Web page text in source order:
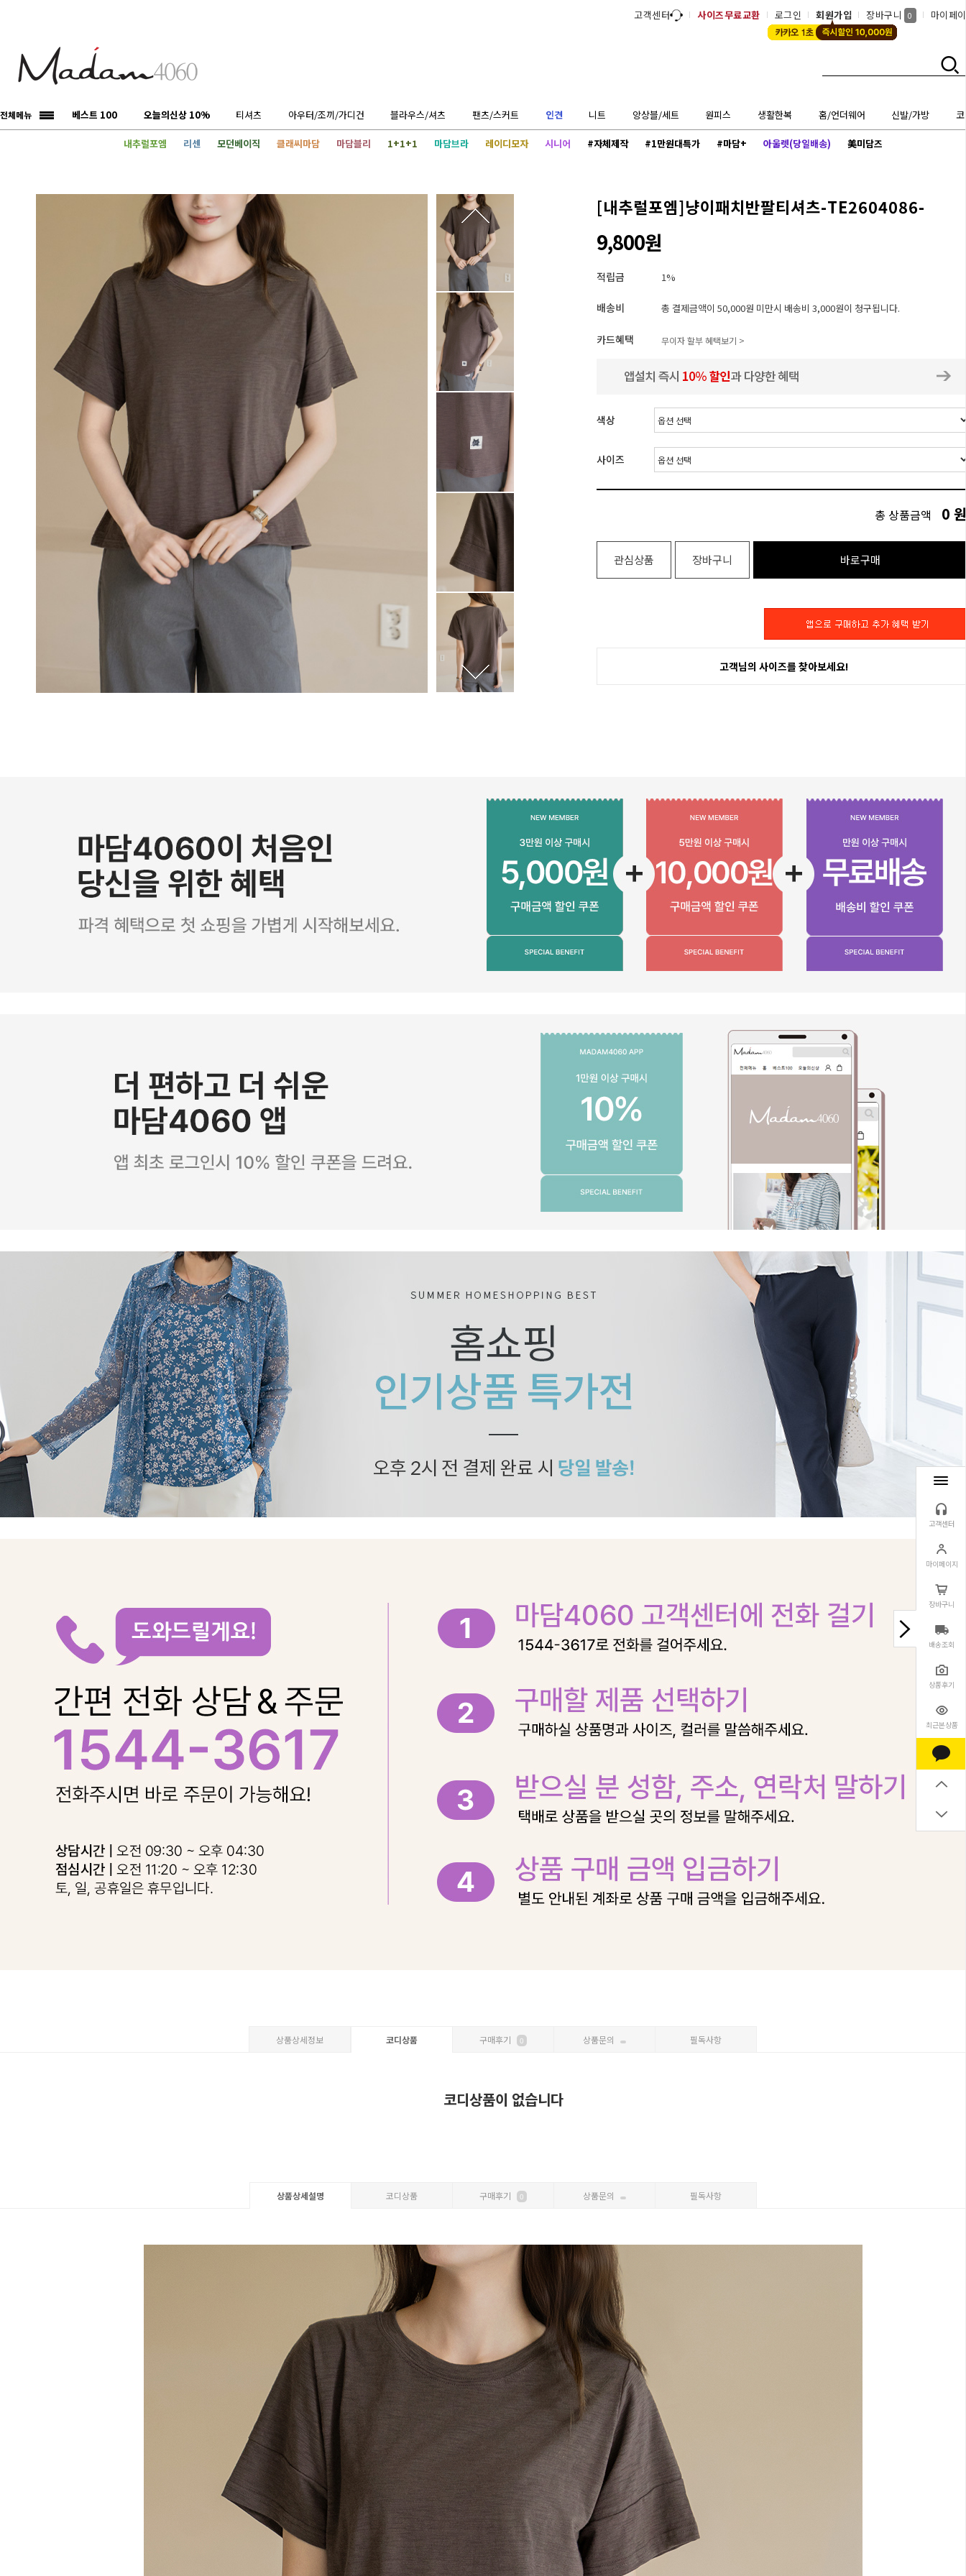
고객센터
마이페이지
장바구니
배송조회
상품후기
최근본상품
고객센터 사이즈무료교환 로그인 회원가입 장바구니 0 마이페
전체메뉴 베스트 100 오늘의신상 10% 티셔츠 아우터/조끼/가디건 블라우스/셔츠 팬츠/스커트 인견 니트 앙상블/세트 원피스 생활한복 홈/언더웨어 신발/가방
내추럴포엠 리센 모던베이직 클래씨마담 마담블리 1+1+1 마담브라 레이디모자 시니어 #자체제작 #1만원대특가 #마담+ 아울렛(당일배송) 美미담즈
[내추럴포엠]냥이패치반팔티셔츠-TE2604086-
9,800원
적립금 1%
배송비 총 결제금액이 50,000원 미만시 배송비 3,000원이 청구됩니다.
카드혜택 무이자 할부 혜택보기 >
색상
사이즈
총 상품금액 0 원
관심상품 장바구니 바로구매
고객님의 사이즈를 찾아보세요!
상품상세정보 코디상품 구매후기 0 상품문의 필독사항
코디상품이 없습니다
상품상세설명 코디상품 구매후기 0 상품문의 필독사항